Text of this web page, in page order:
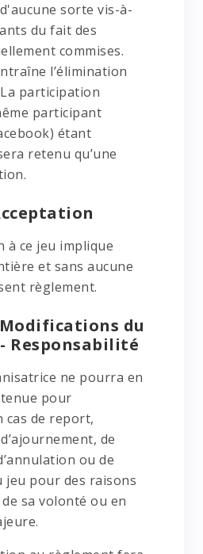
sorte vis-à-
du fait des
commises.
l’élimination
participation
participant
étant
retenu qu’une
à ce jeu implique
et sans aucune
règlement.
du
Responsabilité
ne pourra en
pour
cas de report,
de
ou de
jeu pour des raisons
sa volonté ou en